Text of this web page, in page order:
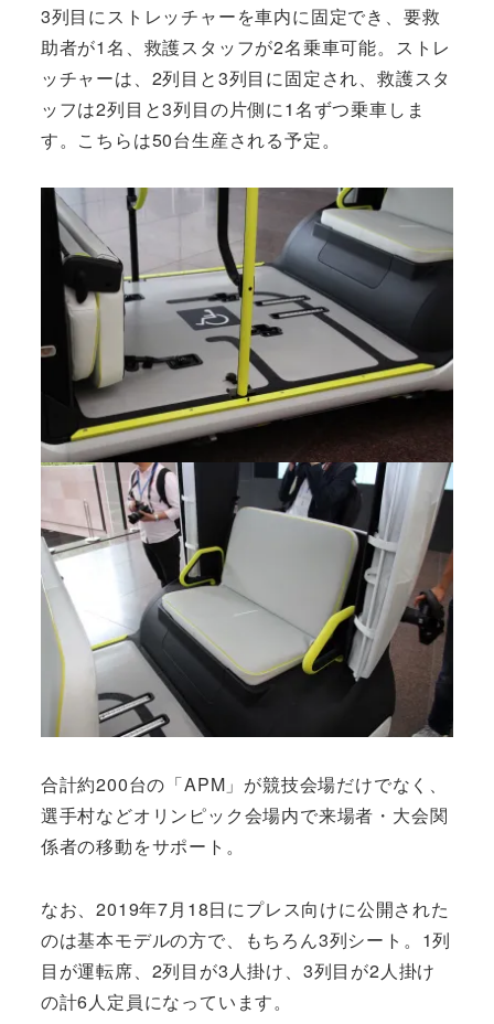
3列目にストレッチャーを車内に固定でき、要救
助者が1名、救護スタッフが2名乗車可能。ストレ
ッチャーは、2列目と3列目に固定され、救護スタ
ッフは2列目と3列目の片側に1名ずつ乗車しま
す。こちらは50台生産される予定。
合計約200台の「APM」が競技会場だけでなく、
選手村などオリンピック会場内で来場者・大会関
係者の移動をサポート。
なお、2019年7月18日にプレス向けに公開された
のは基本モデルの方で、もちろん3列シート。1列
目が運転席、2列目が3人掛け、3列目が2人掛け
の計6人定員になっています。